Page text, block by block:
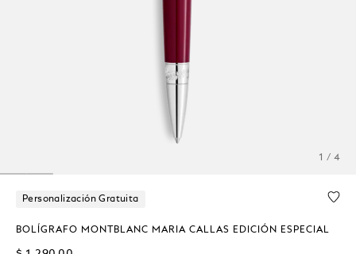
1 / 4
Personalización Gratuita
BOLÍGRAFO MONTBLANC MARIA CALLAS EDICIÓN ESPECIAL